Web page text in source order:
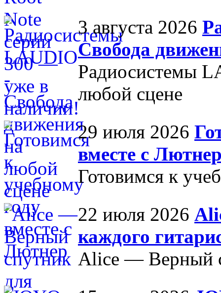
3 августа 2026
Свобода
Радиосистемы
любой сцене
29 июля 2026
вместе с
Готовимся к
22 июля 2026
каждого
Alice — Верный